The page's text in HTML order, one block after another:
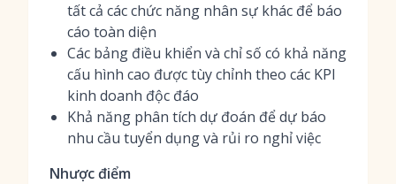
tất cả các chức năng nhân sự khác để báo
cáo toàn diện
Các bảng điều khiển và chỉ số có khả năng
cấu hình cao được tùy chỉnh theo các KPI
kinh doanh độc đáo
Khả năng phân tích dự đoán để dự báo
nhu cầu tuyển dụng và rủi ro nghỉ việc
Nhược điểm